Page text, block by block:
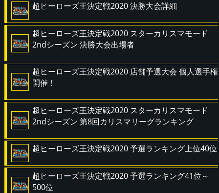
超ヒーローズ王決定戦2020 決勝大会詳細
超ヒーローズ王決定戦2020 スターカリスマモード
2ndシーズン 決勝大会出場者
超ヒーローズ王決定戦2020 店舗予選大会 個人選手権
開催！
超ヒーローズ王決定戦2020 スターカリスマモード
2ndシーズン 第8回カリスマリーグランキング
超ヒーローズ王決定戦2020 予選ランキング上位40位
超ヒーローズ王決定戦2020 予選ランキング41位～
500位